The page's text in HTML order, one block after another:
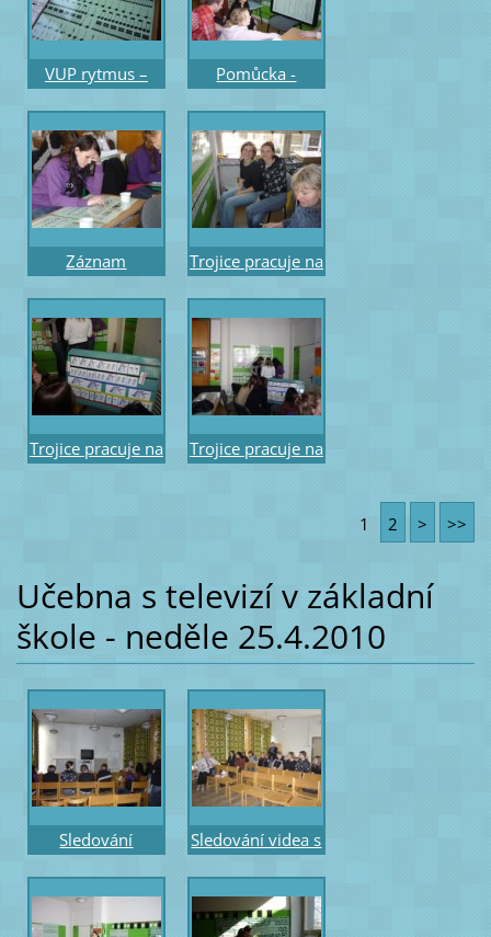
VUP rytmus –
triolové řadě
šestnáctinový
útvarem
Pomůcka -
celý, třídobý a
dvoudobý takt 12
obměn
Záznam
diktátu nebo
písně kolečky
místo not na
osnově
Trojice pracuje na
práce –
obrázkové téma
Petrklíč
Trojice pracuje na
Trojice pracuje na
1 2 > >>
Učebna s televizí v základní
škole - neděle 25.4.2010
Sledování
výuky IK v roce
1992 na výstavu
Sledování videa s
Krškové